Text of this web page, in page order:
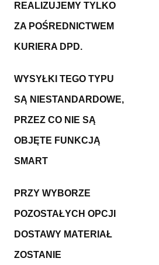
REALIZUJEMY TYLKO
ZA POŚREDNICTWEM
KURIERA DPD.
WYSYŁKI TEGO TYPU
SĄ NIESTANDARDOWE,
PRZEZ CO NIE SĄ
OBJĘTE FUNKCJĄ
SMART
PRZY WYBORZE
POZOSTAŁYCH OPCJI
DOSTAWY MATERIAŁ
ZOSTANIE